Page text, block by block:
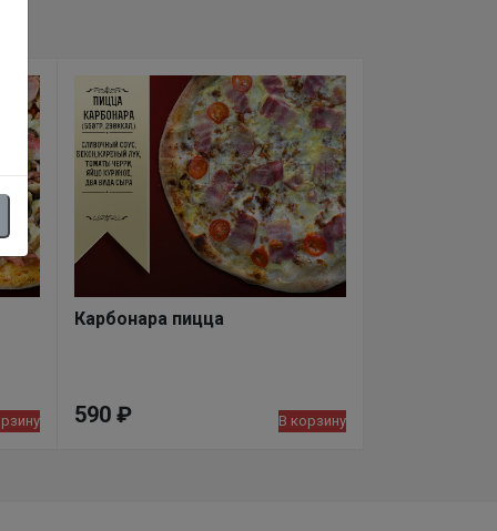
Карбонара пицца
590 ₽ В корзину